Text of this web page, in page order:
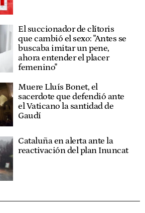
El succionador de clítoris
que cambió el sexo: "Antes se
buscaba imitar un pene,
ahora entender el placer
femenino"
Muere Lluís Bonet, el
sacerdote que defendió ante
el Vaticano la santidad de
Gaudí
Cataluña en alerta ante la
reactivación del plan Inuncat